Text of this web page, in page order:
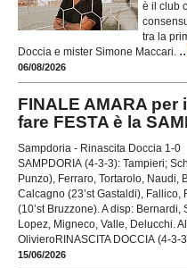
è il club
tra la
Doccia e mister Simone Maccari.
06/08/2026
FINALE AMARA per
fare FESTA è la
Sampdoria - Rinascita Doccia 1-0
SAMPDORIA (4-3-3): Tampieri;
Punzo), Ferraro, Tortarolo, Naudi,
Calcagno (23’st Gastaldi), Fallico,
(10’st Bruzzone). A disp: Bernardi,
Lopez, Migneco, Valle, Delucchi.
OlivieroRINASCITA DOCCIA (4-3-
15/06/2026